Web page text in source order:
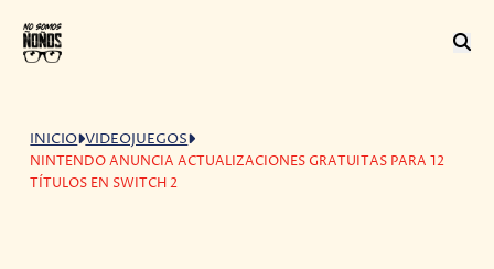
INICIO VIDEOJUEGOS
NINTENDO ANUNCIA ACTUALIZACIONES GRATUITAS PARA 12
TÍTULOS EN SWITCH 2